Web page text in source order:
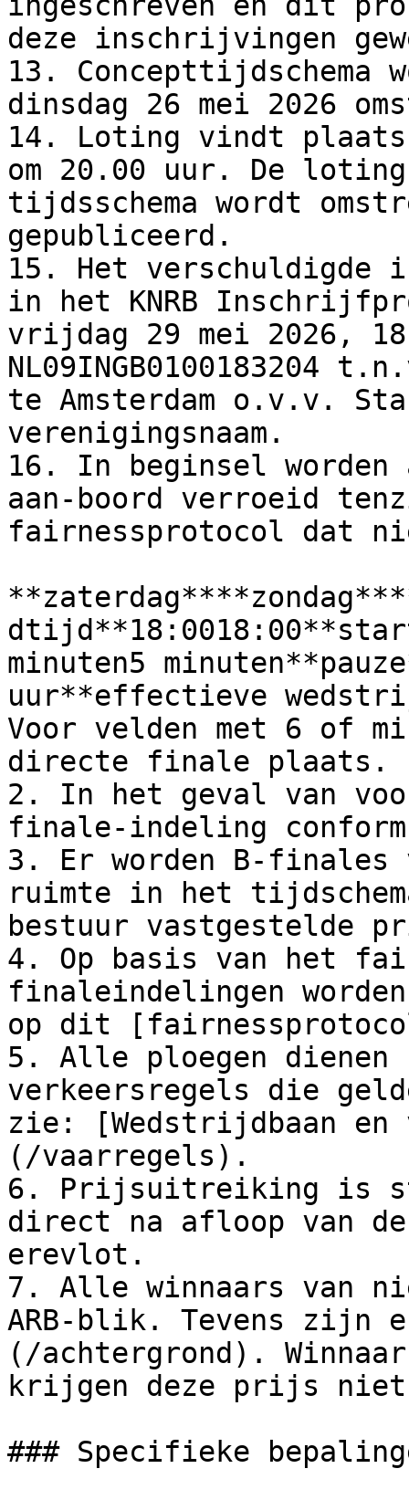
deze inschrijvingen
13. Concepttijdschema
dinsdag 26 mei 2026
14. Loting vindt plaats
om 20.00 uur. De
tijdsschema wordt
gepubliceerd.
15. Het verschuldigde
in het KNRB
vrijdag 29 mei 2026,
NL09INGB0100183204
te Amsterdam o.v.v.
verenigingsnaam.
16. In beginsel
aan-boord verroeid
fairnessprotocol dat
minuten5
uur**effectieve
Voor velden met 6 of
directe finale plaats.
2. In het geval van
finale-indeling conform
3. Er worden B-finales
ruimte in het
bestuur vastgestelde
4. Op basis van het
finaleindelingen
op dit
5. Alle ploegen dienen
verkeersregels die
zie: [Wedstrijdbaan en
(/vaarregels).
6. Prijsuitreiking is
direct na afloop van
erevlot.
7. Alle winnaars van
ARB-blik. Tevens zijn
(/achtergrond).
krijgen deze prijs niet
### Specifieke